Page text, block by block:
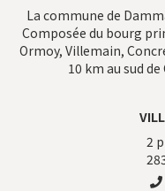
La commune de
Composée du bourg
Ormoy, Villemain,
10 km au sud
2